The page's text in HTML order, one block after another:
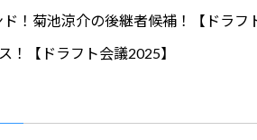
！菊池涼介の後継者候補！【ドラフ
！【ドラフト会議2025】